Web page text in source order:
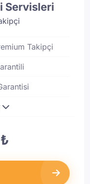
Servisleri
Takipçi